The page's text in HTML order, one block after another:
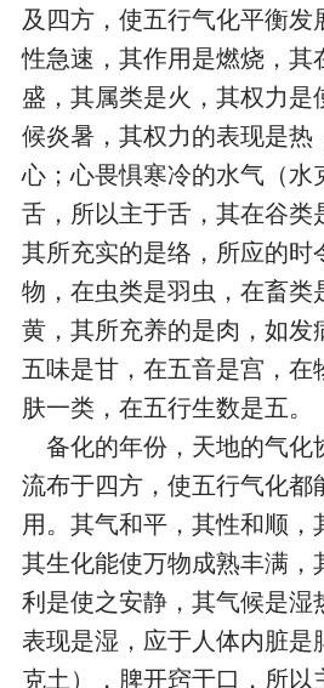
及四方，使五行气化平衡发
性急速，其作用是燃烧，其
盛，其属类是火，其权力是
候炎暑，其权力的表现是热
心；心畏惧寒冷的水气（水
舌，所以主于舌，其在谷类
其所充实的是络，所应的时
物，在虫类是羽虫，在畜类
黄，其所充养的是肉，如发
五味是甘，在五音是宫，在
肤一类，在五行生数是五。
备化的年份，天地的气化
流布于四方，使五行气化都
用。其气和平，其性和顺，
其生化能使万物成熟丰满，
利是使之安静，其气候是湿
表现是湿，应于人体内脏是
克土），脾开窍于口，所以